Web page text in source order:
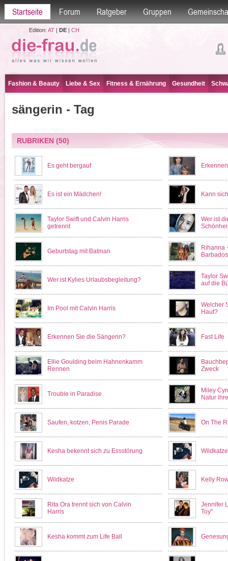
Startseite Forum Ratgeber Gruppen
Edition: AT| DE| CH
Fashion & Beauty Liebe & Sex Fitness & Ernährung Gesundheit
sängerin - Tag
RUBRIKEN(50)
Es geht bergauf
Es ist ein Mädchen! Kann
Taylor Swift und Calvin Harris
getrennt
Wer ist
Geburtstag mit Batman
Rihanna
Wer ist Kylies Urlaubsbegleitung?
Taylor
auf die
Im Pool mit Calvin Harris
Welcher
Haut?
Erkennen Sie die Sängerin? Fast Life
Ellie Goulding beim Hahnenkamm
Rennen
Zweck
Trouble in Paradise
Miley
Natur
Saufen, kotzen, Penis Parade On The
Kesha bekennt sich zu Essstörung Wildkatze
Wildkatze Kelly
Rita Ora trennt sich von Calvin
Harris
Jennifer
Toy"
Kesha kommt zum Life Ball